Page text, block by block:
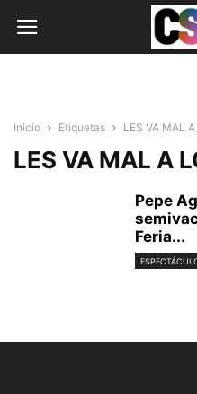
Inicio Etiquetas LES VA MAL
LES VA MAL A
Pepe
Feria...